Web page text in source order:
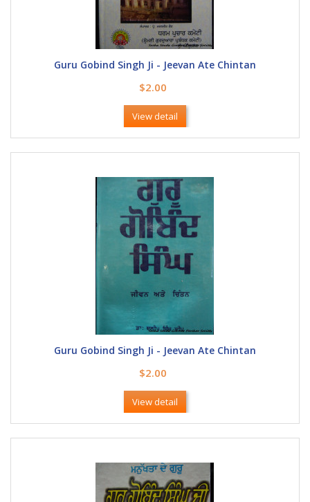
Guru Gobind Singh Ji - Jeevan Ate Chintan
$2.00
View detail
Guru Gobind Singh Ji - Jeevan Ate Chintan
$2.00
View detail